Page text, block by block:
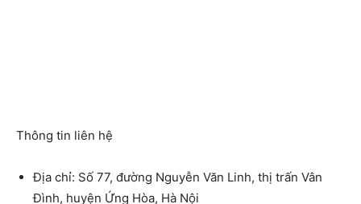
Thông tin liên hệ
Địa chỉ: Số 77, đường Nguyễn Văn Linh, thị trấn Vân
Đình, huyện Ứng Hòa, Hà Nội